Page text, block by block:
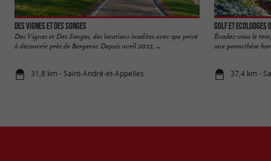
Des Vignes et des Songes
Des Vignes et Des Songes, des locations insolites avec spa privé
à découvrir près de Bergerac Depuis avril 2022, ...
31,8 km - Saint-André-et-Appelles
Golf et Ecolodges
Évadez-vous le
une parenthèse
37,4 km -